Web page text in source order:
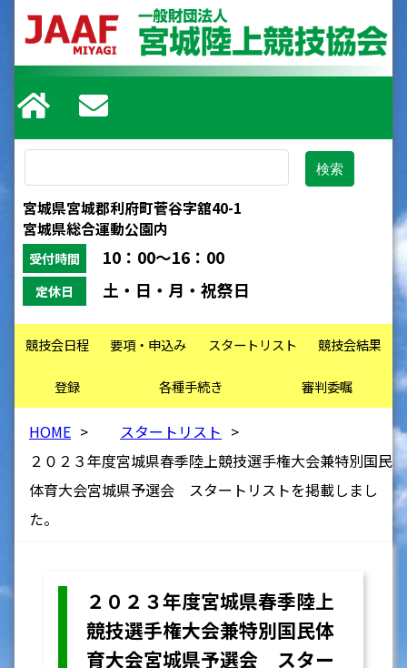
宮城県宮城郡利府町菅谷字舘40-1
宮城県総合運動公園内
受付時間 10：00～16：00
定休日 土・日・月・祝祭日
競技会日程 要項・申込み スタートリスト 競技会結果
登録 各種手続き 審判委嘱
HOME > スタートリスト >
２０２３年度宮城県春季陸上競技選手権大会兼特別国民
体育大会宮城県予選会 スタートリストを掲載しまし
た。
２０２３年度宮城県春季陸上
競技選手権大会兼特別国民体
育大会宮城県予選会 スター